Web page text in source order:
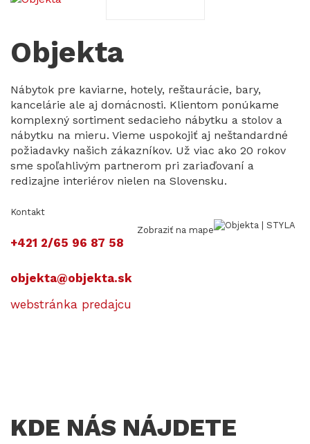
Objekta
Nábytok pre kaviarne, hotely, reštaurácie, bary,
kancelárie ale aj domácnosti. Klientom ponúkame
komplexný sortiment sedacieho nábytku a stolov a
nábytku na mieru. Vieme uspokojiť aj neštandardné
požiadavky našich zákazníkov. Už viac ako 20 rokov
sme spoľahlivým partnerom pri zariaďovaní a
redizajne interiérov nielen na Slovensku.
Kontakt
+421 2/65 96 87 58
objekta@objekta.sk
webstránka predajcu
Zobraziť na mape
KDE NÁS NÁJDETE